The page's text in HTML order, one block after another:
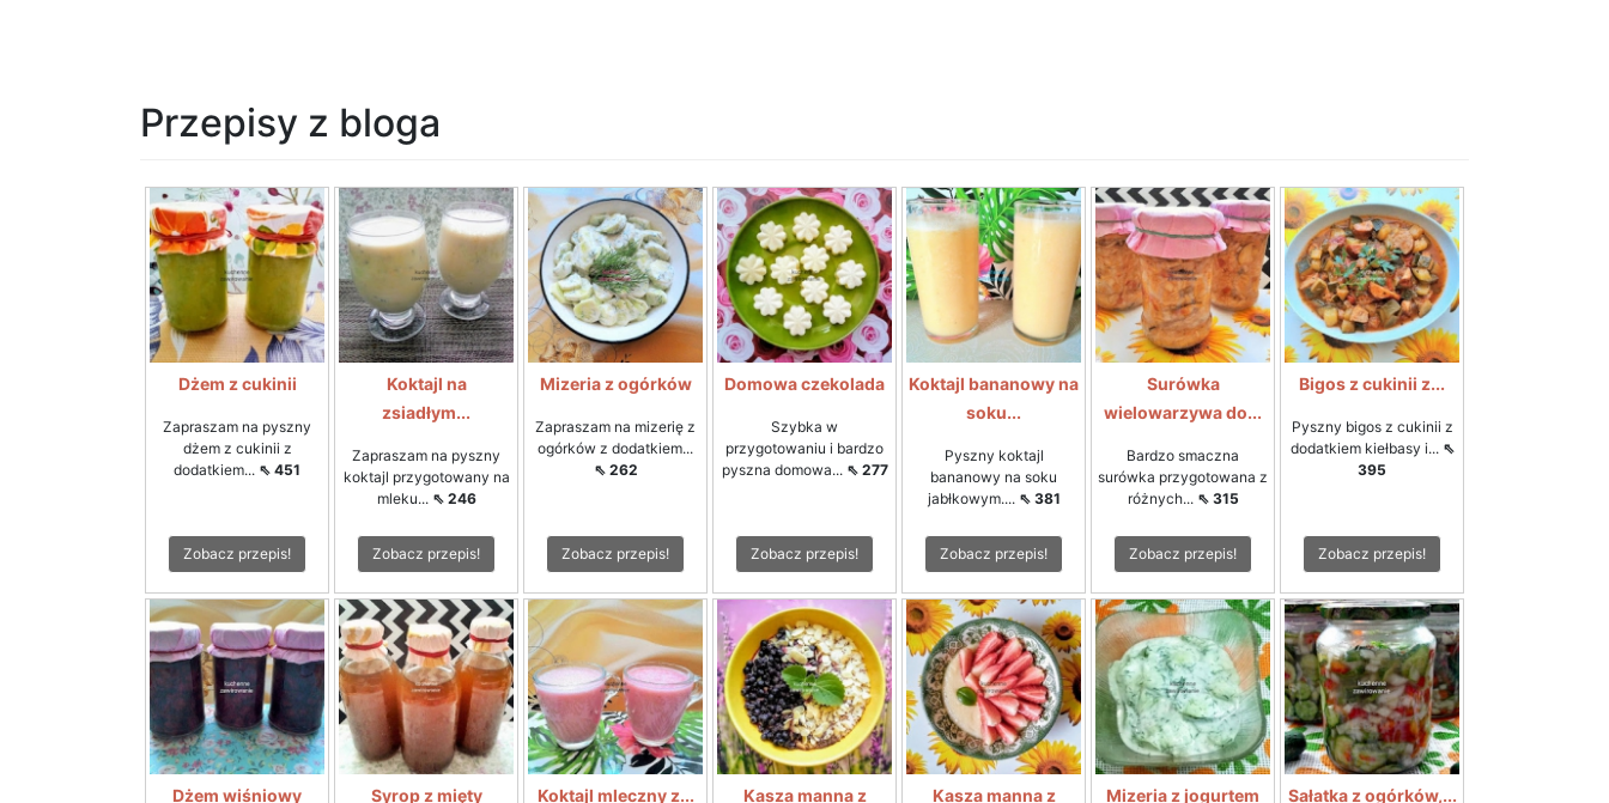
Przepisy z bloga
Dżem z cukinii
Zapraszam na pyszny
dżem z cukinii z
dodatkiem... ⇖ 451
Zobacz przepis!
Koktajl na
zsiadłym...
Zapraszam na pyszny
koktajl przygotowany na
mleku... ⇖ 246
Zobacz przepis!
Mizeria z ogórków
Zapraszam na mizerię z
ogórków z dodatkiem...
⇖ 262
Zobacz przepis!
Domowa czekolada
Szybka w
przygotowaniu i bardzo
pyszna domowa... ⇖ 277
Zobacz przepis!
Koktajl bananowy na
soku...
Pyszny koktajl
bananowy na soku
jabłkowym.... ⇖ 381
Zobacz przepis!
Surówka
wielowarzywa do...
Bardzo smaczna
surówka przygotowana z
różnych... ⇖ 315
Zobacz przepis!
Bigos z cukinii z...
Pyszny bigos z cukinii z
dodatkiem kiełbasy i... ⇖
395
Zobacz przepis!
Dżem wiśniowy Syrop z mięty Koktajl mleczny z...
Kasza manna z
Kasza manna z
Mizeria z jogurtem
Sałatka z ogórków,...